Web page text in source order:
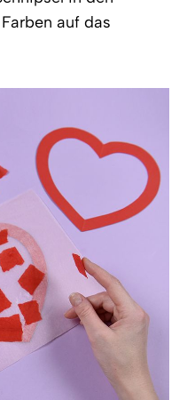
auf das